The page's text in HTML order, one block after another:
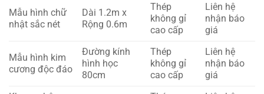
Mẫu hình chữ
nhật sắc nét
Dài 1.2m x
Rộng 0.6m
Thép
không gỉ
cao cấp
Liên hệ
nhận báo
giá
Mẫu hình kim
cương độc đáo
Đường kính
hình học
80cm
Thép
không gỉ
cao cấp
Liên hệ
nhận báo
giá